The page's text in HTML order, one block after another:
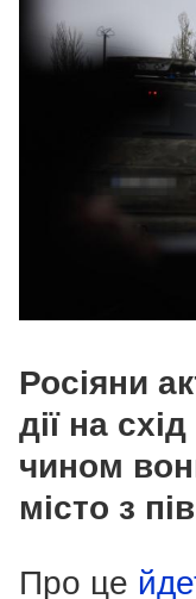
Росіяни
дії на
чином
місто з
Про це